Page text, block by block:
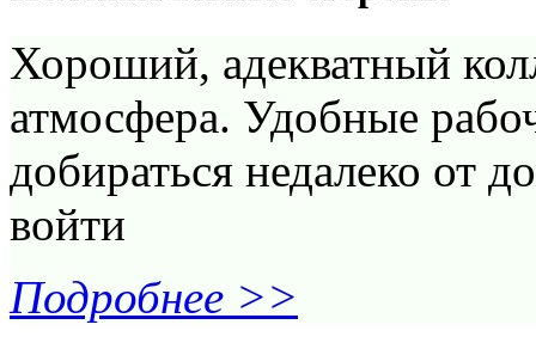
Хороший, адекватный
атмосфера. Удобные
добираться недалеко от
войти
Подробнее >>